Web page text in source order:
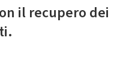
il recupero dei